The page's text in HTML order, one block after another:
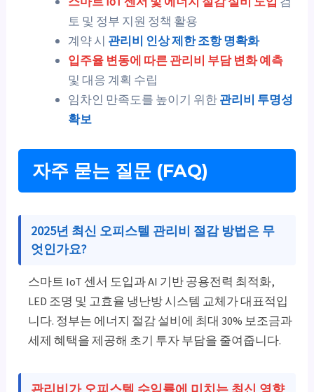
토 및 정부 지원 정책 활용
계약 시 관리비 인상 제한 조항 명확화
입주율 변동에 따른 관리비 부담 변화 예측
및 대응 계획 수립
임차인 만족도를 높이기 위한관리비 투명성
확보
자주 묻는 질문 (FAQ)
2025년 최신 오피스텔 관리비 절감 방법은 무
엇인가요?
스마트 IoT 센서 도입과 AI 기반 공용전력 최적화,
LED 조명 및 고효율 냉난방 시스템 교체가 대표적입
니다. 정부는 에너지 절감 설비에 최대 30% 보조금과
세제 혜택을 제공해 초기 투자 부담을 줄여줍니다.
관리비가 오피스텔 수익률에 미치는 최신 영향